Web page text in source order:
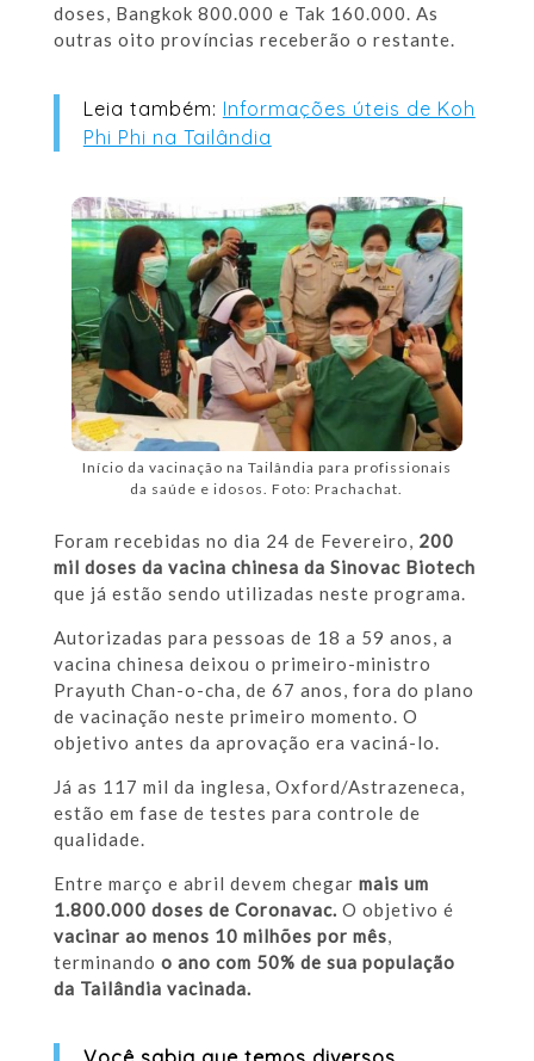
doses, Bangkok 800.000 e Tak 160.000. As
outras oito províncias receberão o restante.
Leia também: Informações úteis de Koh
Phi Phi na Tailândia
Início da vacinação na Tailândia para profissionais
da saúde e idosos. Foto: Prachachat.
Foram recebidas no dia 24 de Fevereiro, 200
mil doses da vacina chinesa da Sinovac Biotech
que já estão sendo utilizadas neste programa.
Autorizadas para pessoas de 18 a 59 anos, a
vacina chinesa deixou o primeiro-ministro
Prayuth Chan-o-cha, de 67 anos, fora do plano
de vacinação neste primeiro momento. O
objetivo antes da aprovação era vaciná-lo.
Já as 117 mil da inglesa, Oxford/Astrazeneca,
estão em fase de testes para controle de
qualidade.
Entre março e abril devem chegar mais um
1.800.000 doses de Coronavac. O objetivo é
vacinar ao menos 10 milhões por mês,
terminando o ano com 50% de sua população
da Tailândia vacinada.